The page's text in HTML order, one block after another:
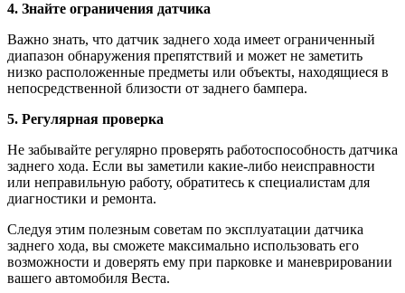
4. Знайте ограничения датчика
Важно знать, что датчик заднего хода имеет ограниченный
диапазон обнаружения препятствий и может не заметить
низко расположенные предметы или объекты, находящиеся в
непосредственной близости от заднего бампера.
5. Регулярная проверка
Не забывайте регулярно проверять работоспособность датчика
заднего хода. Если вы заметили какие-либо неисправности
или неправильную работу, обратитесь к специалистам для
диагностики и ремонта.
Следуя этим полезным советам по эксплуатации датчика
заднего хода, вы сможете максимально использовать его
возможности и доверять ему при парковке и маневрировании
вашего автомобиля Веста.